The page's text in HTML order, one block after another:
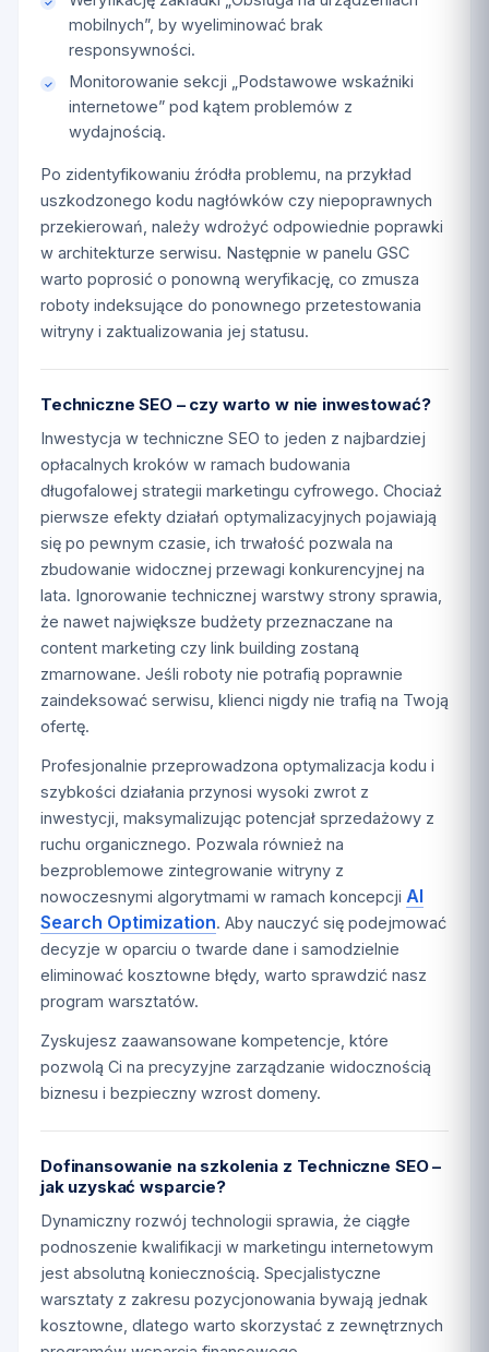
mobilnych”, by wyeliminować brak
responsywności.
Monitorowanie sekcji „Podstawowe wskaźniki
internetowe” pod kątem problemów z
wydajnością.
Po zidentyfikowaniu źródła problemu, na przykład
uszkodzonego kodu nagłówków czy niepoprawnych
przekierowań, należy wdrożyć odpowiednie poprawki
w architekturze serwisu. Następnie w panelu GSC
warto poprosić o ponowną weryfikację, co zmusza
roboty indeksujące do ponownego przetestowania
witryny i zaktualizowania jej statusu.
Techniczne SEO – czy warto w nie inwestować?
Inwestycja w techniczne SEO to jeden z najbardziej
opłacalnych kroków w ramach budowania
długofalowej strategii marketingu cyfrowego. Chociaż
pierwsze efekty działań optymalizacyjnych pojawiają
się po pewnym czasie, ich trwałość pozwala na
zbudowanie widocznej przewagi konkurencyjnej na
lata. Ignorowanie technicznej warstwy strony sprawia,
że nawet największe budżety przeznaczane na
content marketing czy link building zostaną
zmarnowane. Jeśli roboty nie potrafią poprawnie
zaindeksować serwisu, klienci nigdy nie trafią na Twoją
ofertę.
Profesjonalnie przeprowadzona optymalizacja kodu i
szybkości działania przynosi wysoki zwrot z
inwestycji, maksymalizując potencjał sprzedażowy z
ruchu organicznego. Pozwala również na
bezproblemowe zintegrowanie witryny z
nowoczesnymi algorytmami w ramach koncepcji AI
Search Optimization. Aby nauczyć się podejmować
decyzje w oparciu o twarde dane i samodzielnie
eliminować kosztowne błędy, warto sprawdzić nasz
program warsztatów.
Zyskujesz zaawansowane kompetencje, które
pozwolą Ci na precyzyjne zarządzanie widocznością
biznesu i bezpieczny wzrost domeny.
Dofinansowanie na szkolenia z Techniczne SEO –
jak uzyskać wsparcie?
Dynamiczny rozwój technologii sprawia, że ciągłe
podnoszenie kwalifikacji w marketingu internetowym
jest absolutną koniecznością. Specjalistyczne
warsztaty z zakresu pozycjonowania bywają jednak
kosztowne, dlatego warto skorzystać z zewnętrznych